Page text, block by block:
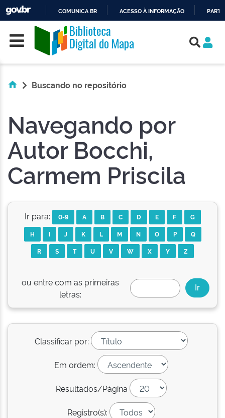
O
CONTEÚDO
COMUNICA BR ACESSO À INFORMAÇÃO
Skip navigation
Buscando no repositório
Navegando por
Autor Bocchi,
Carmem Priscila
Ir para: 0-9 A B C D E F
G
H
I J K L M N O P
Q
R
S T U V W X Y Z
ou entre com as primeiras
letras:
Classificar por:
Em ordem:
Resultados/Página
Registro(s):